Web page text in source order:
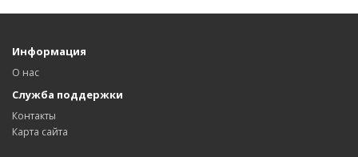
Информация
О нас
Служба поддержки
Контакты
Карта сайта